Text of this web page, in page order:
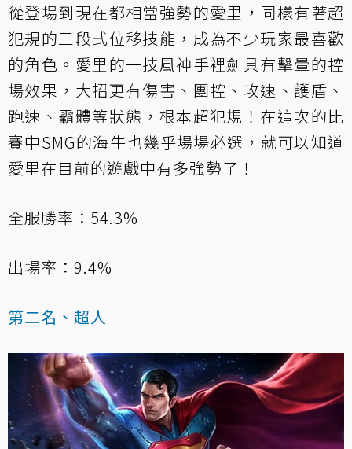
從登場到現在都相當強勢的愛里，同樣有著超
犯規的三段式位移技能，成為不少玩家最喜歡
的角色。愛里的一技風神手裡劍具有擊暈的控
場效果，大招更有傷害、團控、攻速、護盾、
跑速、霸體等狀態，根本超犯規！在這次的比
賽中SMG的海牛也幾乎場場必選，就可以知道
愛里在目前的遊戲中有多強勢了！
全服勝率：54.3%
出場率：9.4%
第二名、超人